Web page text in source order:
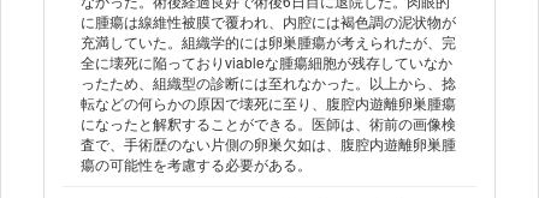
に腫瘍は線維性被膜で覆われ、内腔には褐色調の泥状物が
充満していた。組織学的には卵巣腫瘍が考えられたが、完
全に壊死に陥っておりviableな腫瘍細胞が残存していなか
ったため、組織型の診断には至れなかった。以上から、捻
転などの何らかの原因で壊死に至り、腹腔内遊離卵巣腫瘍
になったと解釈することができる。医師は、術前の画像検
査で、手術歴のない片側の卵巣欠如は、腹腔内遊離卵巣腫
瘍の可能性を考慮する必要がある。